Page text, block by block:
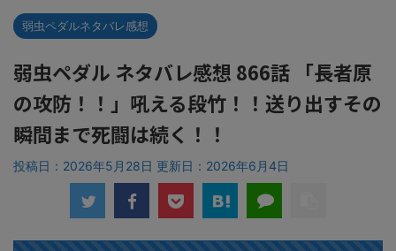
弱虫ペダルネタバレ感想
弱虫ペダル ネタバレ感想 866話 「長者原
の攻防！！」吼える段竹！！送り出すその
瞬間まで死闘は続く！！
投稿日：2026年5月28日 更新日： 2026年6月4日